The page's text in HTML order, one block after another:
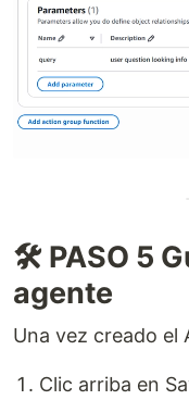
🛠️ PASO 5
agente
Una vez creado el
Clic arriba en